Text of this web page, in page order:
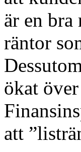
är en
räntor
ökat
att